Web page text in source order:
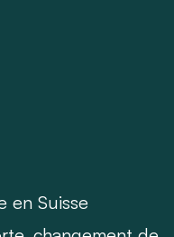
en Suisse